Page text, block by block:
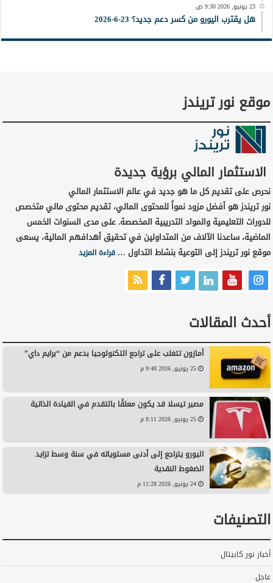
23 يونيو, 2026 9:30 ص
هل يقترب اليورو من كسر دعم جديد؟ 23-6-2026
موقع نور تريندز
الاستثمار المالي برؤية جديدة
نحرص على تقديم كل ما هو جديد في عالم الاستثمار المالي
نور تريندز هو أفضل مزود نمواً للمحتوى المالي، تقديم محتوى مالي متخصص
للدورات التعليمية والمواد التدريبية المخصصة. على مدى السنوات الخمس
الماضية، ساعدنا الآلاف من المتداولين في تحقيق أهدافهم المالية، يسعى
موقع نور تريندز إلى التوعية بنشاط التداول …قراءة المزيد
أحدث المقالات
أمازون تتغلب على تراجع التكنولوجيا بدعم من “برايم داي”
25 يونيو, 2026 9:48 م
مصير تيسلا قد يكون معلقًا بالتقدم في القيادة الذاتية
25 يونيو, 2026 8:11 م
اليورو يتراجع إلى أدنى مستوياته في سنة وسط تزايد
الضغوط النقدية
24 يونيو, 2026 11:28 م
التصنيفات
أخبار نور كابيتال
عاجل